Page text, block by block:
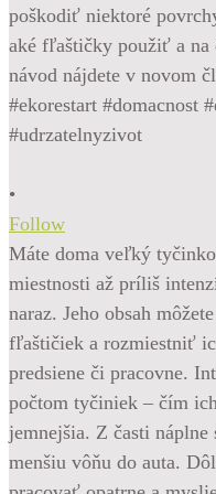
•
Follow
Máte doma veľký
miestnosti až príliš
naraz. Jeho obsah
fľaštičiek a rozmiestniť
predsiene či pracovne.
počtom tyčiniek – čím
jemnejšia. Z časti
menšiu vôňu do auta.